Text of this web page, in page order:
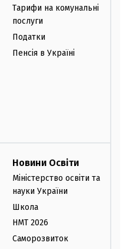
Тарифи на комунальні
послуги
Податки
Пенсія в Україні
Новини Освіти
Міністерство освіти та
науки України
Школа
НМТ 2026
Саморозвиток